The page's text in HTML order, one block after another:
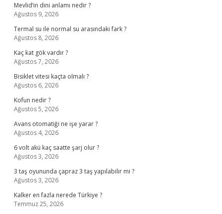
Mevlid’in dini anlamı nedir ?
Ağustos 9, 2026
Termal su ile normal su arasındaki fark ?
Ağustos 8, 2026
Kaç kat gök vardır ?
Ağustos 7, 2026
Bisiklet vitesi kaçta olmalı ?
Ağustos 6, 2026
Kofun nedir ?
Ağustos 5, 2026
Avans otomatiği ne işe yarar ?
Ağustos 4, 2026
6 volt akü kaç saatte şarj olur ?
Ağustos 3, 2026
3 taş oyununda çapraz 3 taş yapılabilir mi ?
Ağustos 3, 2026
Kalker en fazla nerede Türkiye ?
Temmuz 25, 2026